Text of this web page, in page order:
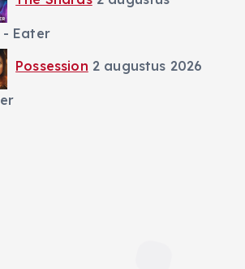
- Eater
Possession 2 augustus 2026